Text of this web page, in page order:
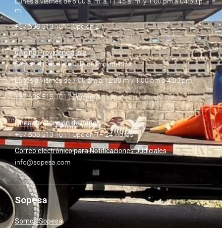
m.
+57 608 513 1011 Opción 2
Oficina Providencia Isla
Sector el Caballete, Isla de Providencia
Lunes a viernes de 7:00 am a 12:00 m y 1:00 pm a 4:00 pm
+57 608 513 1011 Opción 2
Línea de atención de daños
+57 608 513 1011 Opción 1– 24 Horas
Correo electrónico para Notificaciones Judiciales
info@sopesa.com
Sopesa
Somos Sopesa